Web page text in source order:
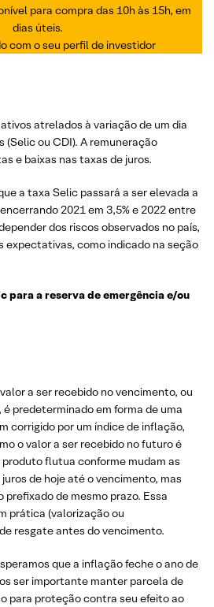
para compra das 10h às 15h, em
dias úteis.
com o seu perfil de investidor
atrelados à variação de um dia
(Selic ou CDI). A remuneração
e baixas nas taxas de juros.
a taxa Selic passará a ser elevada a
2021 em 3,5% e 2022 entre
dos riscos observados no país,
expectativas, como indicado na seção
para a reserva de emergência e/ou
a ser recebido no vencimento, ou
predeterminado em forma de uma
corrigido por um índice de inflação,
o valor a ser recebido no futuro é
flutua conforme mudam as
de hoje até o vencimento, mas
prefixado de mesmo prazo. Essa
prática (valorização ou
resgate antes do vencimento.
que a inflação feche o ano de
ser importante manter parcela de
para proteção contra seu efeito ao